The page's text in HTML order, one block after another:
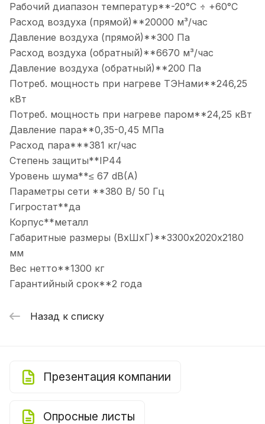
Рабочий диапазон температур**-20°С ÷ +60°С
Расход воздуха (прямой)**20000 м³/час
Давление воздуха (прямой)**300 Па
Расход воздуха (обратный)**6670 м³/час
Давление воздуха (обратный)**200 Па
Потреб. мощность при нагреве ТЭНами**246,25
кВт
Потреб. мощность при нагреве паром**24,25 кВт
Давление пара**0,35-0,45 МПа
Расход пара***381 кг/час
Степень защиты**IP44
Уровень шума**≤ 67 dB(A)
Параметры сети **380 В/ 50 Гц
Гигростат**да
Корпус**металл
Габаритные размеры (ВхШхГ)**3300х2020х2180
мм
Вес нетто**1300 кг
Гарантийный срок**2 года
Назад к списку
Презентация компании
Опросные листы